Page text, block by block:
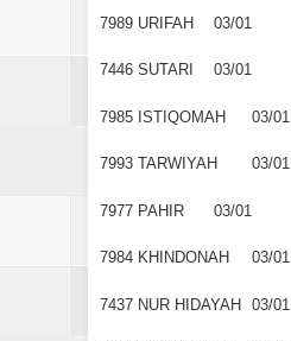
7989 URIFAH 03/01
7446 SUTARI 03/01
7985 ISTIQOMAH 03/01
7993 TARWIYAH 03/01
7977 PAHIR 03/01
7984 KHINDONAH 03/01
7437 NUR HIDAYAH 03/01